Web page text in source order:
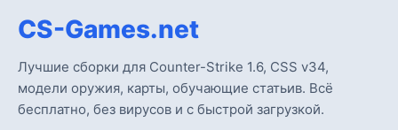
CS-Games.net
Лучшие сборки для Counter-Strike 1.6, CSS v34,
модели оружия, карты, обучающие статьив. Всё
бесплатно, без вирусов и с быстрой загрузкой.